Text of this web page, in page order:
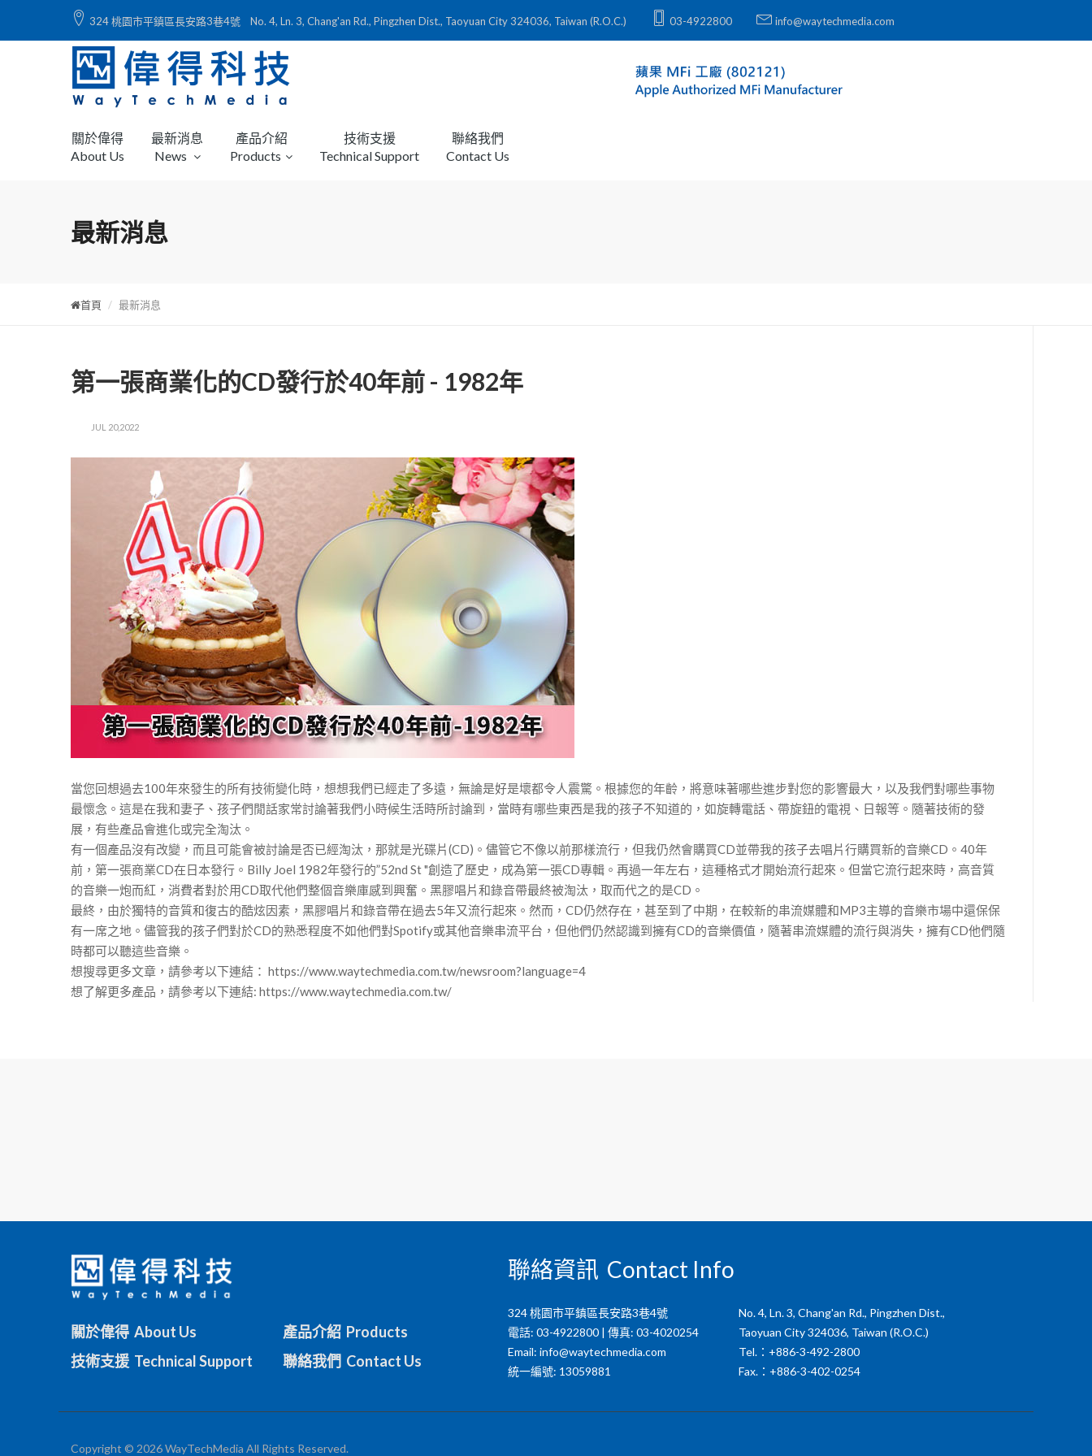
324 桃園市平鎮區長安路3巷4號 No. 4, Ln. 3, Chang'an Rd., Pingzhen Dist., Taoyuan City 324036, Taiwan (R.O.C.) 03-4922800 info@waytechmedia.com
關於偉得
About Us
最新消息
News
產品介紹
Products
技術支援
Technical Support
聯絡我們
Contact Us
最新消息
首頁 最新消息
第一張商業化的CD發行於40年前 - 1982年
JUL 20,2022
當您回想過去100年來發生的所有技術變化時，想想我們已經走了多遠，無論是好是壞都令人震驚。根據您的年齡，將意味著哪些進步對您的影響最大，以及我們對哪些事物
最懷念。這是在我和妻子、孩子們閒話家常討論著我們小時候生活時所討論到，當時有哪些東西是我的孩子不知道的，如旋轉電話、帶旋鈕的電視、日報等。隨著技術的發
展，有些產品會進化或完全淘汰。
有一個產品沒有改變，而且可能會被討論是否已經淘汰，那就是光碟片(CD)。儘管它不像以前那樣流行，但我仍然會購買CD並帶我的孩子去唱片行購買新的音樂CD。40年
前，第一張商業CD在日本發行。Billy Joel 1982年發行的”52nd St "創造了歷史，成為第一張CD專輯。再過一年左右，這種格式才開始流行起來。但當它流行起來時，高音質
的音樂一炮而紅，消費者對於用CD取代他們整個音樂庫感到興奮。黑膠唱片和錄音帶最終被淘汰，取而代之的是CD。
最終，由於獨特的音質和復古的酷炫因素，黑膠唱片和錄音帶在過去5年又流行起來。然而，CD仍然存在，甚至到了中期，在較新的串流媒體和MP3主導的音樂市場中還保保
有一席之地。儘管我的孩子們對於CD的熟悉程度不如他們對Spotify或其他音樂串流平台，但他們仍然認識到擁有CD的音樂價值，隨著串流媒體的流行與消失，擁有CD他們隨
時都可以聽這些音樂。
想搜尋更多文章，請參考以下連結： https://www.waytechmedia.com.tw/newsroom?language=4
想了解更多產品，請參考以下連結: https://www.waytechmedia.com.tw/
關於偉得 About Us
產品介紹 Products
技術支援 Technical Support
聯絡我們 Contact Us
聯絡資訊 Contact Info
324 桃園市平鎮區長安路3巷4號
電話: 03-4922800 | 傳真: 03-4020254
Email:info@waytechmedia.com
統一編號: 13059881
No. 4, Ln. 3, Chang'an Rd., Pingzhen Dist.,
Taoyuan City 324036, Taiwan (R.O.C.)
Tel.：+886-3-492-2800
Fax.：+886-3-402-0254
Copyright © 2026 WayTechMedia All Rights Reserved.